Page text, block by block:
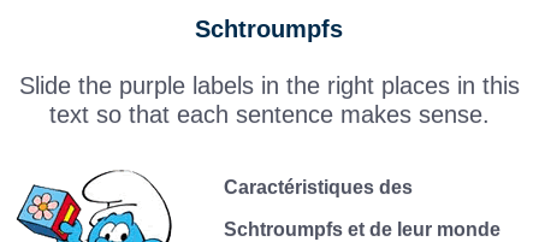
Schtroumpfs
Slide the purple labels in the right places in this
text so that each sentence makes sense.
Caractéristiques des
Schtroumpfs et de leur monde